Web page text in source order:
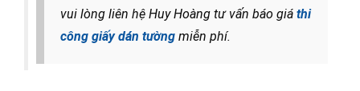
vui lòng liên hệ Huy Hoàng tư vấn báo giá thi
công giấy dán tường miễn phí.